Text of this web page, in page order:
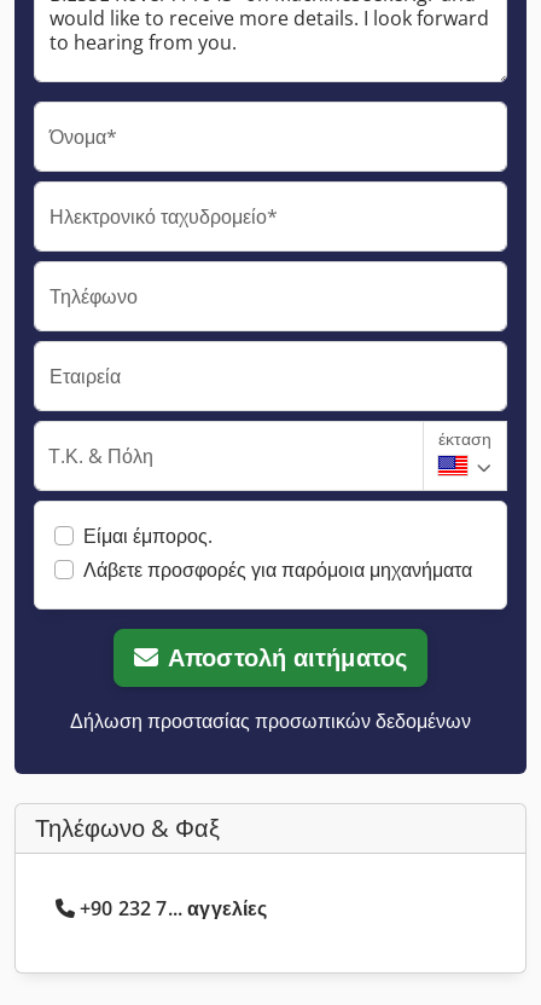
Όνομα*
Ηλεκτρονικό ταχυδρομείο*
Τηλέφωνο
Εταιρεία
Τ.Κ. & Πόλη
έκταση
Είμαι έμπορος.
Λάβετε προσφορές για παρόμοια μηχανήματα
Αποστολή αιτήματος
Δήλωση προστασίας προσωπικών δεδομένων
Τηλέφωνο & Φαξ
+90 232 7... αγγελίες